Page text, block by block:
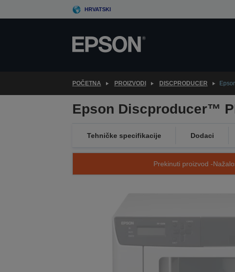
to
HRVATSKI
POČETNA PROIZVODI DISCPRODUCER
Epson Discproducer™
Tehničke specifikacije Dodaci
Prekinuti proizvod -